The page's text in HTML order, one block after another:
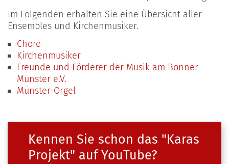
Im Folgenden erhalten Sie eine Übersicht aller
Ensembles und Kirchenmusiker.
Chöre
Kirchenmusiker
Freunde und Förderer der Musik am Bonner
Münster e.V.
Münster-Orgel
Kennen Sie schon das "Karas
Projekt" auf YouTube?